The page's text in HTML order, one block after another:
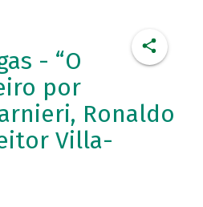
- “O
por
Ronaldo
Villa-